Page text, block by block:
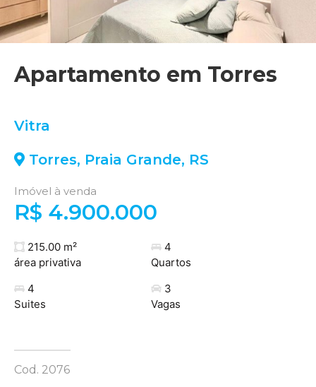
Apartamento em Torres
Vitra
Torres, Praia Grande, RS
Imóvel à venda
R$ 4.900.000
215.00 m²
área privativa
4
Quartos
4
Suites
3
Vagas
Cod. 2076